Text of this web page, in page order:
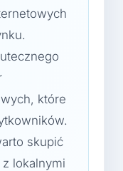
które
skupić
lokalnymi